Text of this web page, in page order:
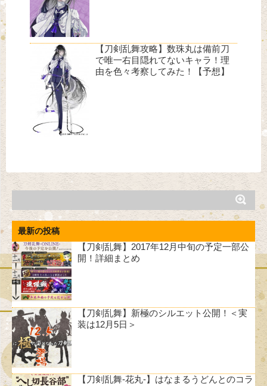
【刀剣乱舞攻略】数珠丸は備前刀
で唯一右目隠れてないキャラ！理
由を色々考察してみた！【予想】
最新の投稿
【刀剣乱舞】2017年12月中旬の予定一部公
開！詳細まとめ
【刀剣乱舞】新極のシルエット公開！＜実
装は12月5日＞
【刀剣乱舞-花丸-】はなまるうどんとのコラ